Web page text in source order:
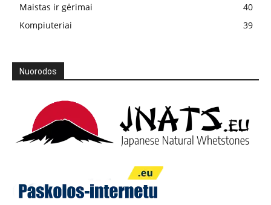
Maistas ir gėrimai
40
Kompiuteriai
39
Nuorodos